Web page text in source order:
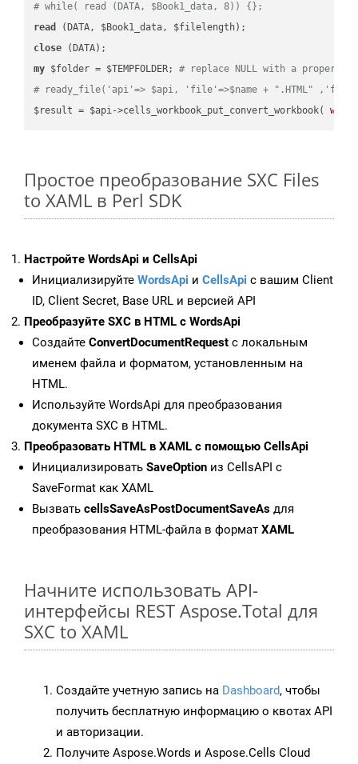
# while( read (DATA, $Book1_data, 8)) {};
read
close
my $folder = $TEMPFOLDER; # replace NULL with a proper
# ready_file('api'=> $api, 'file'=>$name + ".HTML"
$result = $api->cells_workbook_put_convert_workbook(
Простое преобразование SXC Files
to XAML в Perl SDK
Настройте WordsApi и CellsApi
Инициализируйте WordsApi и CellsApi с вашим Client
ID, Client Secret, Base URL и версией API
Преобразуйте SXC в HTML с WordsApi
Создайте ConvertDocumentRequest с локальным
именем файла и форматом, установленным на
HTML.
Используйте WordsApi для преобразования
документа SXC в HTML.
Преобразовать HTML в XAML с помощью CellsApi
Инициализировать SaveOption из CellsAPI с
SaveFormat как XAML
Вызвать cellsSaveAsPostDocumentSaveAs для
преобразования HTML-файла в формат XAML
Начните использовать API-
интерфейсы REST Aspose.Total для
SXC to XAML
Создайте учетную запись на Dashboard, чтобы
получить бесплатную информацию о квотах API
и авторизации.
Получите Aspose.Words и Aspose.Cells Cloud